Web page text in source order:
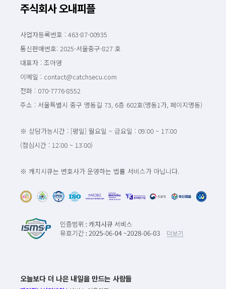
주식회사 오내피플
사업자등록번호 : 463-87-00935
통신판매번호: 2025-서울중구-827 호
대표자 : 조아영
이메일 : contact@catchsecu.com
전화 : 070-7776-8552
주소 : 서울특별시 중구 명동길 73, 6층 602호(명동1가, 페이지명동)
※ 상담가능시간 : [평일] 월요일 ~ 금요일 : 09:00 ~ 17:00
(점심시간 : 12:00 ~ 13:00)
※ 캐치시큐는 변호사가 운영하는 법률 서비스가 아닙니다.
오늘보다 더 나은 내일을 만드는 사람들